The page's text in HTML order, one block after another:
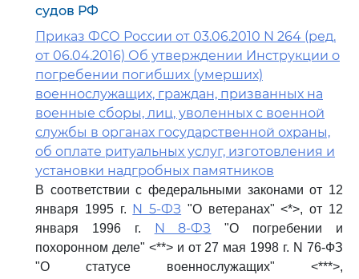
судов РФ
Приказ ФСО России от 03.06.2010 N 264 (ред.
от 06.04.2016) Об утверждении Инструкции о
погребении погибших (умерших)
военнослужащих, граждан, призванных на
военные сборы, лиц, уволенных с военной
службы в органах государственной охраны,
об оплате ритуальных услуг, изготовления и
установки надгробных памятников
В соответствии с федеральными законами от 12
января 1995 г. N 5-ФЗ "О ветеранах" <*>, от 12
января 1996 г. N 8-ФЗ "О погребении и
похоронном деле" <**> и от 27 мая 1998 г. N 76-ФЗ
"О статусе военнослужащих" <***>,